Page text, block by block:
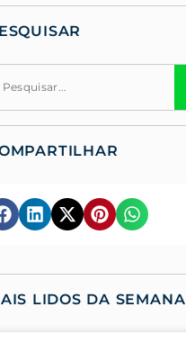
LIDOS DA SEMANA